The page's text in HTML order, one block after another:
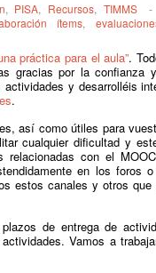
, PISA, Recursos,TIMMS -
ítems,
práctica para el aula”.
gracias por la confianza
y desarrolléis
.
así como útiles para
cualquier dificultad y
relacionadas con el
en los foros
estos canales y otros que
de entrega de
Vamos a